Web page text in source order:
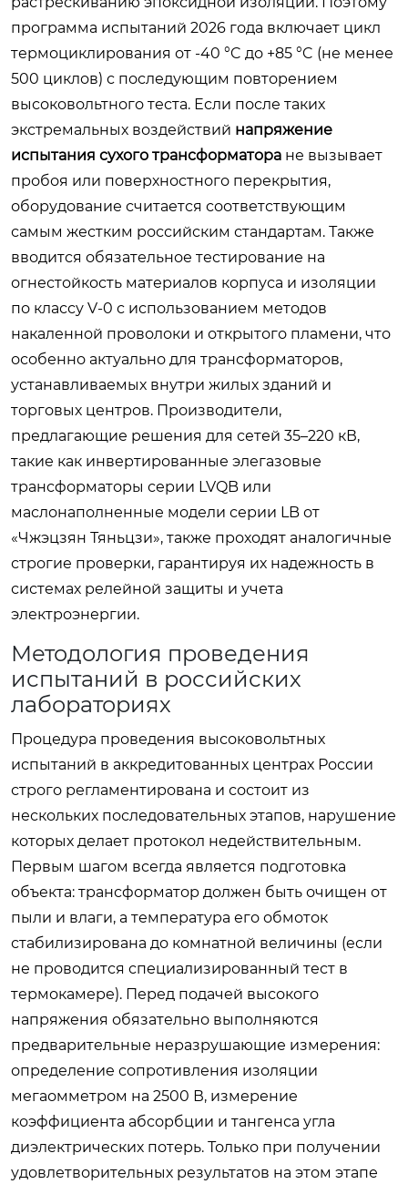
программа испытаний 2026 года включает цикл
термоциклирования от -40 °C до +85 °C (не менее
500 циклов) с последующим повторением
высоковольтного теста. Если после таких
экстремальных воздействий напряжение
испытания сухого трансформатора не вызывает
пробоя или поверхностного перекрытия,
оборудование считается соответствующим
самым жестким российским стандартам. Также
вводится обязательное тестирование на
огнестойкость материалов корпуса и изоляции
по классу V-0 с использованием методов
накаленной проволоки и открытого пламени, что
особенно актуально для трансформаторов,
устанавливаемых внутри жилых зданий и
торговых центров. Производители,
предлагающие решения для сетей 35–220 кВ,
такие как инвертированные элегазовые
трансформаторы серии LVQB или
маслонаполненные модели серии LB от
«Чжэцзян Тяньцзи», также проходят аналогичные
строгие проверки, гарантируя их надежность в
системах релейной защиты и учета
электроэнергии.
Методология проведения
испытаний в российских
лабораториях
Процедура проведения высоковольтных
испытаний в аккредитованных центрах России
строго регламентирована и состоит из
нескольких последовательных этапов, нарушение
которых делает протокол недействительным.
Первым шагом всегда является подготовка
объекта: трансформатор должен быть очищен от
пыли и влаги, а температура его обмоток
стабилизирована до комнатной величины (если
не проводится специализированный тест в
термокамере). Перед подачей высокого
напряжения обязательно выполняются
предварительные неразрушающие измерения:
определение сопротивления изоляции
мегаомметром на 2500 В, измерение
коэффициента абсорбции и тангенса угла
диэлектрических потерь. Только при получении
удовлетворительных результатов на этом этапе